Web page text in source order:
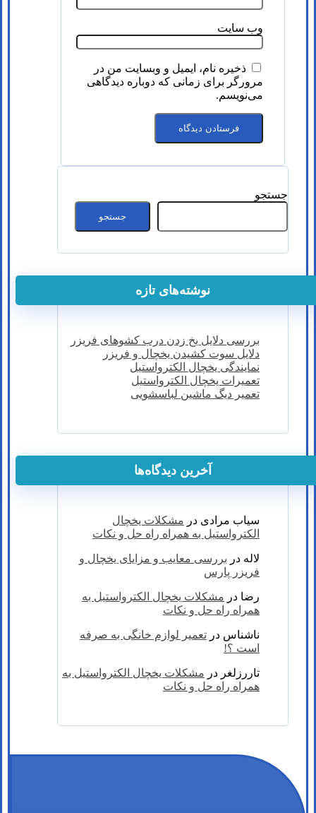
وب‌ سایت
ذخیره نام، ایمیل و وبسایت من در
مرورگر برای زمانی که دوباره دیدگاهی
می‌نویسم.
جستجو
جستجو
نوشته‌های تازه
بررسی دلایل یخ زدن درب کشوهای فریزر
دلایل سوت کشیدن یخچال و فریزر
نمایندگی یخچال الکترواستیل
تعمیرات یخچال الکترواستیل
تعمیر دیگ ماشین لباسشویی
آخرین دیدگاه‌ها
سیاب مرادی در مشکلات یخچال
الکترواستیل به همراه راه حل و نکات
لاله در بررسی معایب و مزایای یخچال و
فریزر پارس
رضا در مشکلات یخچال الکترواستیل به
همراه راه حل و نکات
ناشناس در تعمیر لوازم خانگی به صرفه
است ؟!
تاررزلغر در مشکلات یخچال الکترواستیل به
همراه راه حل و نکات